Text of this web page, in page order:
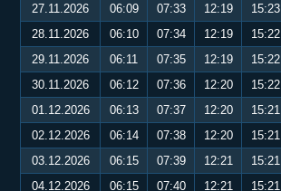
27.11.2026
06:09 07:33 12:19 15:23
28.11.2026
06:10 07:34 12:19 15:22
29.11.2026
06:11 07:35 12:19 15:22
30.11.2026
06:12 07:36 12:20 15:22
01.12.2026
06:13 07:37 12:20 15:21
02.12.2026
06:14 07:38 12:20 15:21
03.12.2026
06:15 07:39 12:21 15:21
04.12.2026
06:15 07:40 12:21 15:21